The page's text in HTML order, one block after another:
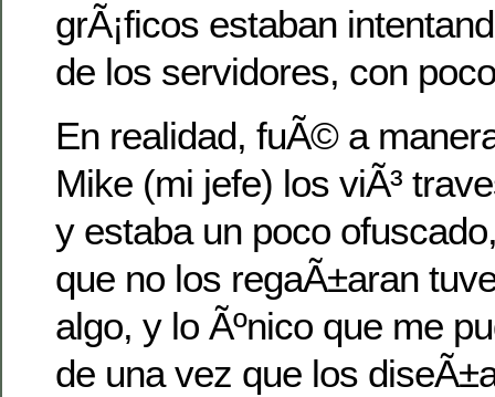
grÃ¡ficos estaban
de los servidores, con
En realidad, fuÃ© a
Mike (mi jefe) los viÃ³
y estaba un poco
que no los regaÃ±aran
algo, y lo Ãºnico que me
de una vez que los